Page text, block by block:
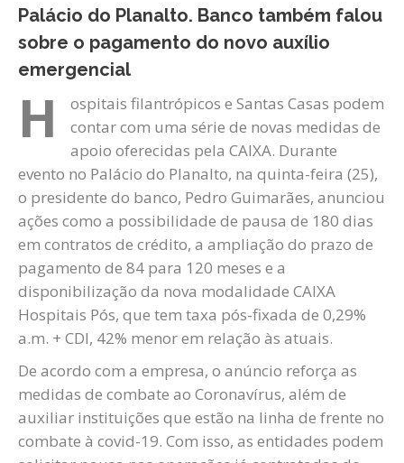
Palácio do Planalto. Banco também falou
sobre o pagamento do novo auxílio
emergencial
H
ospitais filantrópicos e Santas Casas podem
contar com uma série de novas medidas de
apoio oferecidas pela CAIXA. Durante
evento no Palácio do Planalto, na quinta-feira (25),
o presidente do banco, Pedro Guimarães, anunciou
ações como a possibilidade de pausa de 180 dias
em contratos de crédito, a ampliação do prazo de
pagamento de 84 para 120 meses e a
disponibilização da nova modalidade CAIXA
Hospitais Pós, que tem taxa pós-fixada de 0,29%
a.m. + CDI, 42% menor em relação às atuais.
De acordo com a empresa, o anúncio reforça as
medidas de combate ao Coronavírus, além de
auxiliar instituições que estão na linha de frente no
combate à covid-19. Com isso, as entidades podem